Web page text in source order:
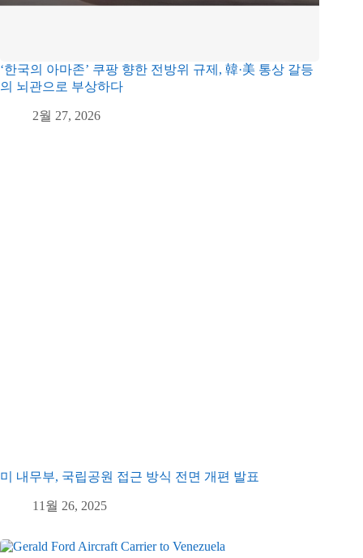
‘한국의 아마존’ 쿠팡 향한 전방위 규제, 韓·美 통상 갈등
의 뇌관으로 부상하다
2월 27, 2026
미 내무부, 국립공원 접근 방식 전면 개편 발표
11월 26, 2025